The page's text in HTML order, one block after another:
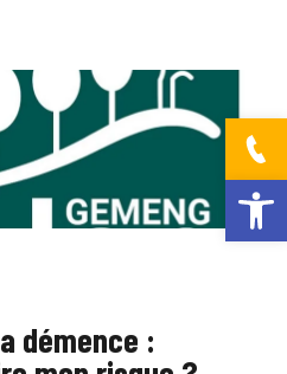
Ouvrir la
démence :